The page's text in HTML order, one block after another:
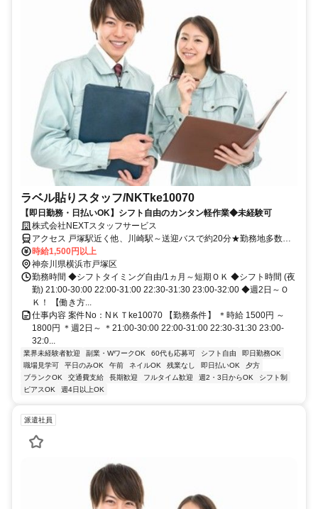
ラベル貼りスタッフ/NKTke10070
【即日勤務・日払いOK】シフト自由のカンタン軽作業◆未経験可
株式会社NEXTスタッフサービス
アクセス 戸塚駅近く他、川崎駅～送迎バスで約20分★勤務地多数あ
り！
時給1,500円以上
神奈川県横浜市戸塚区
勤務時間 ◆シフトタイミング自由/1ヵ月～短期ＯＫ ◆シフト時間 (夜
勤) 21:00-30:00 22:00-31:00 22:30-31:30 23:00-32:00 ◆週2日～Ｏ
Ｋ！ 【働き方...
仕事内容 案件No：NＫＴke10070 【勤務条件】 ＊時給 1500円 ～
1800円 ＊週2日～ ＊21:00-30:00 22:00-31:00 22:30-31:30 23:00-
32:0...
業界未経験者歓迎 副業・WワークOK 60代も応募可 シフト自由
即日勤務OK
職場見学可
平日のみOK 午前 ネイルOK 残業なし 即日払いOK
夕方
ブランクOK
交通費支給 長期歓迎 フルタイム歓迎 週2・3日からOK
シフト制
ピアスOK
週4日以上OK
派遣社員